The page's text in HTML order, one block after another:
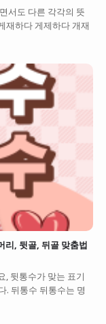
서도 다른 각각의 뜻
재하다 게제하다 개재
리, 뒷골, 뒤골 맞춤법
, 뒷통수가 맞는 표기
. 뒤통수 뒤통수는 명